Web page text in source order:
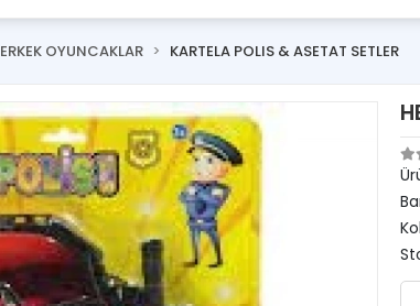
ERKEK OYUNCAKLAR KARTELA POLIS & ASETAT SETLER